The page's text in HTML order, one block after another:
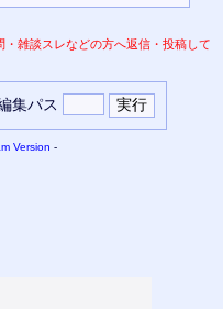
雑談スレなどの方へ返信・投稿して
集パス
Version -